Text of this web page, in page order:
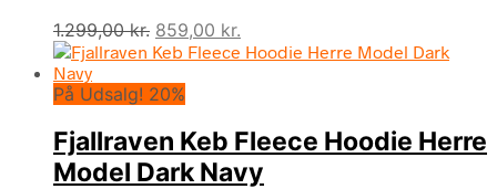
1.299,00kr. Den
oprindelige
var:
859,00 kr.
aktuelle
På Udsalg! 20%
Fjallraven Keb Fleece Hoodie Herre
Model Dark Navy